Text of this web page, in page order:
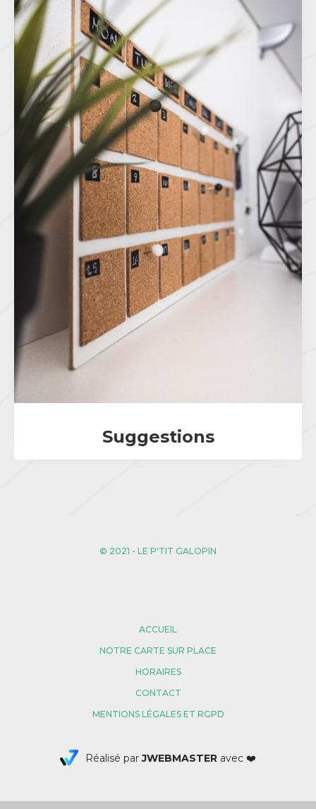
Suggestions
© 2021 - LE P'TIT GALOPIN
ACCUEIL
NOTRE CARTE SUR PLACE
HORAIRES
CONTACT
MENTIONS LÉGALES ET RGPD
Réalisé parJWEBMASTER avec ❤️